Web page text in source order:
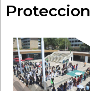
Proteccion